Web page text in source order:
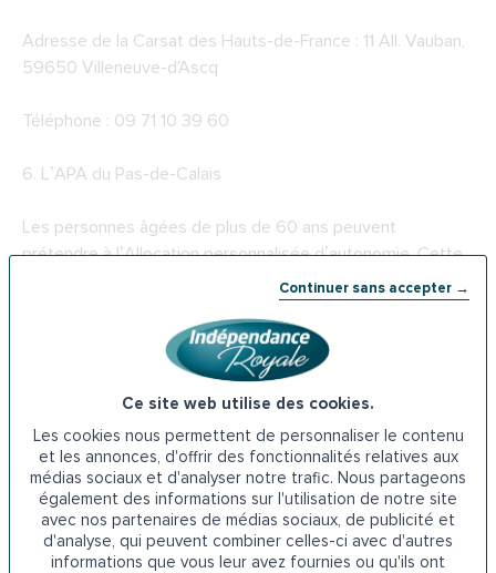
Continuer sans accepter →
Ce site web utilise des cookies.
Les cookies nous permettent de personnaliser le contenu
et les annonces, d'offrir des fonctionnalités relatives aux
médias sociaux et d'analyser notre trafic. Nous partageons
également des informations sur l'utilisation de notre site
avec nos partenaires de médias sociaux, de publicité et
d'analyse, qui peuvent combiner celles-ci avec d'autres
informations que vous leur avez fournies ou qu'ils ont
Adresse de la Carsat des Hauts-de-France : 11 All. Vauban,
59650 Villeneuve-d'Ascq
Téléphone : 09 71 10 39 60
6. L’APA du Pas-de-Calais
Les personnes âgées de plus de 60 ans peuvent
prétendre à l’Allocation personnalisée d’autonomie. Cette
aide est attribuée dans l’objectif de favoriser le maintien à
domicile des seniors. Le montant de l’APA est déterminé
en fonction de l’âge et du degré d’autonomie du senior. Le
dossier de demande d’aide est à envoyer au Service de
l’Aide Sociale du Conseil départemental.
Adresse du Service de l’Aide Sociale du Conseil
départemental : Rue de la Paix 62018 ARRAS Cedex 9
Téléphone : 03 21 21 63 53